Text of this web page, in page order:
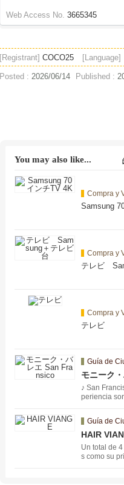
Web Access No. 3665345
[Registrant] COCO25 [Language]
Posted : 2026/06/14 Published :
You may also like...
Compra y
Samsung
Compra y
テレビ
Compra y
テレビ
Guía de
モニーク
♪ San
periencia
Guía de
HAIR
Un total de
s como su